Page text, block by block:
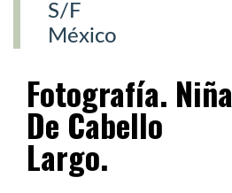
S/F
México
Fotografía. Niña
De Cabello
Largo.